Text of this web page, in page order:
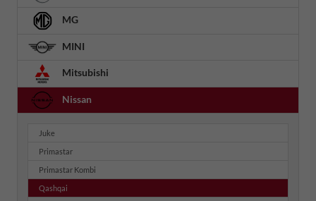
MG
MINI
Mitsubishi
Nissan
Juke
Primastar
Primastar Kombi
Qashqai